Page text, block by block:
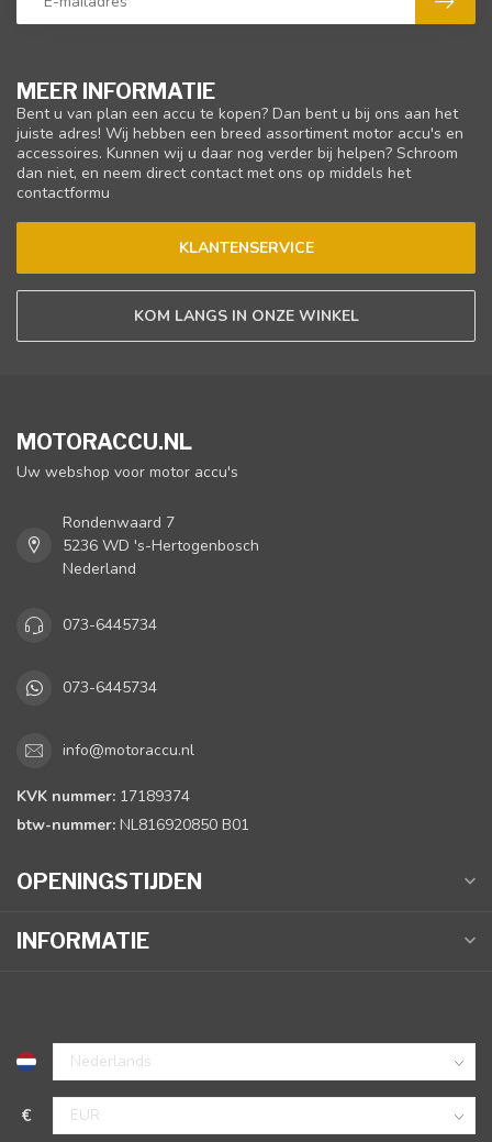
MEER INFORMATIE
Bent u van plan een accu te kopen? Dan bent u bij ons aan het
juiste adres! Wij hebben een breed assortiment motor accu's en
accessoires. Kunnen wij u daar nog verder bij helpen? Schroom
dan niet, en neem direct contact met ons op middels het
contactformu
KLANTENSERVICE
KOM LANGS IN ONZE WINKEL
MOTORACCU.NL
Uw webshop voor motor accu's
Rondenwaard 7
5236 WD 's-Hertogenbosch
Nederland
073-6445734
073-6445734
info@motoraccu.nl
KVK nummer: 17189374
btw-nummer: NL816920850 B01
OPENINGSTIJDEN
INFORMATIE
€